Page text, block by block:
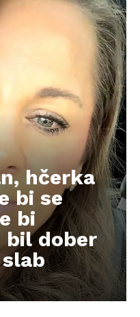
hčerka
bi se
bi
bil dober